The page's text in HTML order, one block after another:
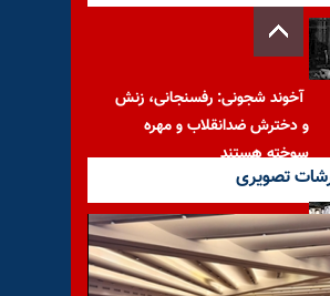
آخوند شجونی: رفسنجانی، زنش
و دخترش ضدانقلاب و مهره
سوخته هستند
گاردین: ابراهیم رئیسی عضو
تصویری